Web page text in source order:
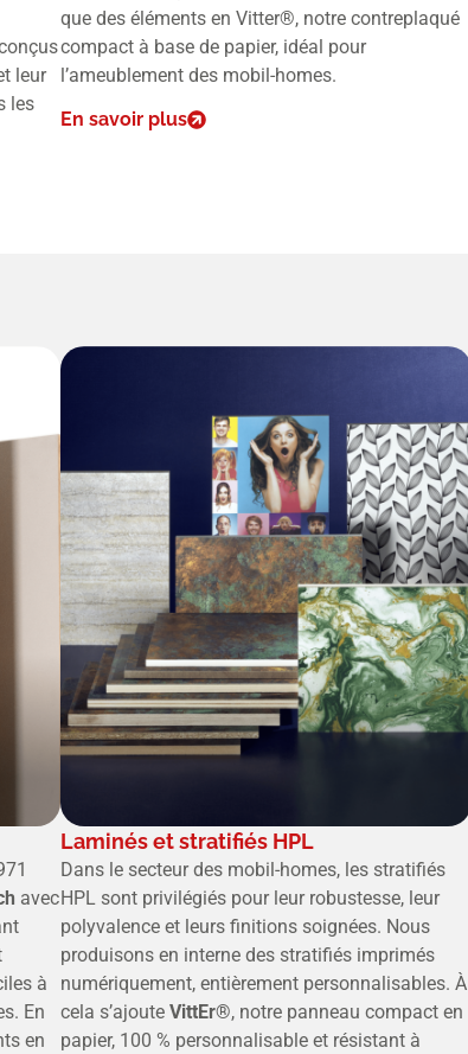
leur
les
que des éléments en Vitter®, notre contreplaqué
compact à base de papier, idéal pour
l’ameublement des mobil-homes.
En savoir plus
avec
à
En
en
Laminés et stratifiés HPL
Dans le secteur des mobil-homes, les stratifiés
HPL sont privilégiés pour leur robustesse, leur
polyvalence et leurs finitions soignées. Nous
produisons en interne des stratifiés imprimés
numériquement, entièrement personnalisables. À
cela s’ajouteVittEr®, notre panneau compact en
papier, 100 % personnalisable et résistant à